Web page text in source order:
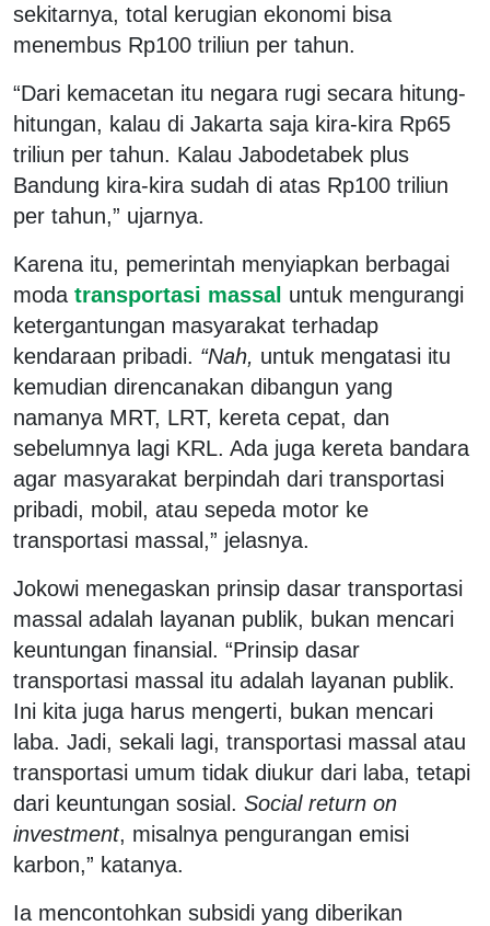
sekitarnya, total kerugian ekonomi bisa
menembus Rp100 triliun per tahun.
“Dari kemacetan itu negara rugi secara hitung-
hitungan, kalau di Jakarta saja kira-kira Rp65
triliun per tahun. Kalau Jabodetabek plus
Bandung kira-kira sudah di atas Rp100 triliun
per tahun,” ujarnya.
Karena itu, pemerintah menyiapkan berbagai
moda transportasi massal untuk mengurangi
ketergantungan masyarakat terhadap
kendaraan pribadi. “Nah, untuk mengatasi itu
kemudian direncanakan dibangun yang
namanya MRT, LRT, kereta cepat, dan
sebelumnya lagi KRL. Ada juga kereta bandara
agar masyarakat berpindah dari transportasi
pribadi, mobil, atau sepeda motor ke
transportasi massal,” jelasnya.
Jokowi menegaskan prinsip dasar transportasi
massal adalah layanan publik, bukan mencari
keuntungan finansial. “Prinsip dasar
transportasi massal itu adalah layanan publik.
Ini kita juga harus mengerti, bukan mencari
laba. Jadi, sekali lagi, transportasi massal atau
transportasi umum tidak diukur dari laba, tetapi
dari keuntungan sosial. Social return on
investment, misalnya pengurangan emisi
karbon,” katanya.
Ia mencontohkan subsidi yang diberikan